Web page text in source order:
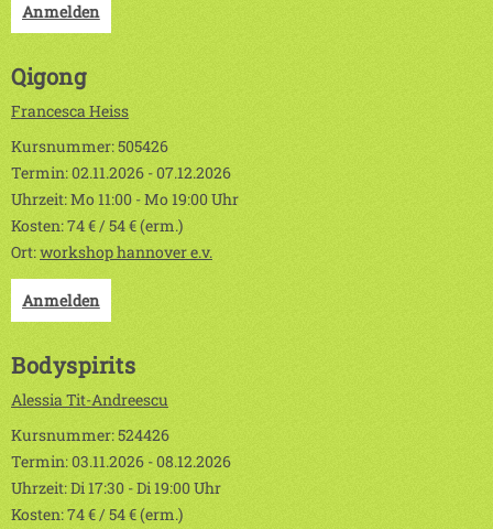
Anmelden
Qigong
Francesca Heiss
Kursnummer: 505426
Termin: 02.11.2026 - 07.12.2026
Uhrzeit: Mo 11:00 - Mo 19:00 Uhr
Kosten: 74 € / 54 € (erm.)
Ort:workshop hannover e.v.
Anmelden
Bodyspirits
Alessia Tit-Andreescu
Kursnummer: 524426
Termin: 03.11.2026 - 08.12.2026
Uhrzeit: Di 17:30 - Di 19:00 Uhr
Kosten: 74 € / 54 € (erm.)